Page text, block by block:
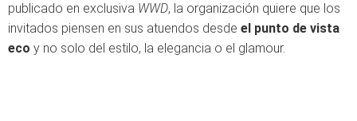
publicado en exclusiva WWD, la organización quiere que los
invitados piensen en sus atuendos desde el punto de vista
eco y no solo del estilo, la elegancia o el glamour.